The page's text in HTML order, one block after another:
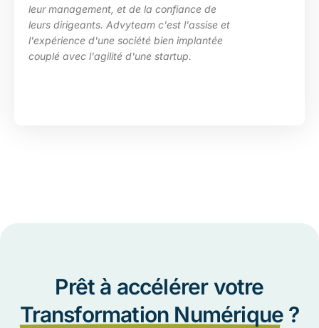
leur management, et de la confiance de
leurs dirigeants. Advyteam c'est l'assise et
l'expérience d'une société bien implantée
couplé avec l'agilité d'une startup.
Prêt à accélérer votre
Transformation Numérique ?